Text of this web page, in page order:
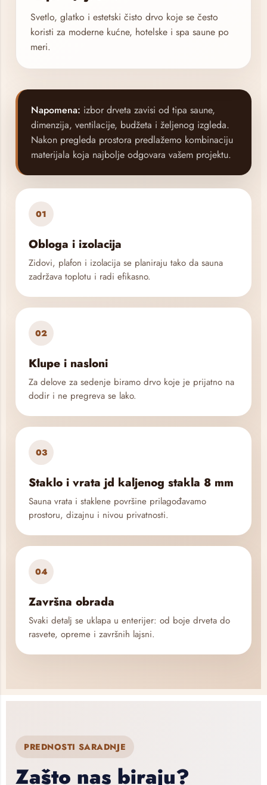
Svetlo, glatko i estetski čisto drvo koje se često
koristi za moderne kućne, hotelske i spa saune po
meri.
Napomena: izbor drveta zavisi od tipa saune,
dimenzija, ventilacije, budžeta i željenog izgleda.
Nakon pregleda prostora predlažemo kombinaciju
materijala koja najbolje odgovara vašem projektu.
01
Obloga i izolacija
Zidovi, plafon i izolacija se planiraju tako da sauna
zadržava toplotu i radi efikasno.
02
Klupe i nasloni
Za delove za sedenje biramo drvo koje je prijatno na
dodir i ne pregreva se lako.
03
Staklo i vrata jd kaljenog stakla 8 mm
Sauna vrata i staklene površine prilagođavamo
prostoru, dizajnu i nivou privatnosti.
04
Završna obrada
Svaki detalj se uklapa u enterijer: od boje drveta do
rasvete, opreme i završnih lajsni.
PREDNOSTI SARADNJE
Zašto nas biraju?